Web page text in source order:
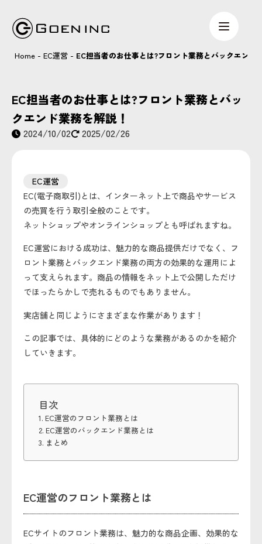
Home - EC運営 - EC担当者のお仕事とは?フロント業務とバックエンド
EC担当者のお仕事とは?フロント業務とバッ
クエンド業務を解説！
2024/10/02 2025/02/26
EC運営
EC(電子商取引)とは、インターネット上で商品やサービス
の売買を行う取引全般のことです。
ネットショップやオンラインショップとも呼ばれますね。
EC運営における成功は、魅力的な商品提供だけでなく、フ
ロント業務とバックエンド業務の両方の効果的な運用によ
って支えられます。商品の情報をネット上で公開しただけ
でほったらかしで売れるものでもありません。
実店舗と同じようにさまざまな作業があります！
この記事では、具体的にどのような業務があるのかを紹介
していきます。
目次
EC運営のフロント業務とは
EC運営のバックエンド業務とは
まとめ
EC運営のフロント業務とは
ECサイトのフロント業務は、魅力的な商品企画、効果的な